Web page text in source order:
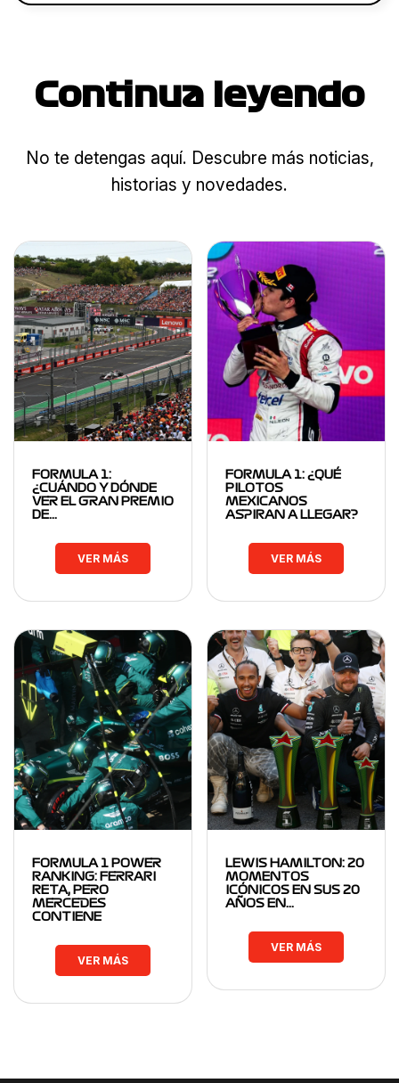
Continua leyendo
No te detengas aquí. Descubre más noticias,
historias y novedades.
FORMULA 1:
¿CUÁNDO Y DÓNDE
VER EL GRAN PREMIO
DE…
VER MÁS
FORMULA 1: ¿QUÉ
PILOTOS
MEXICANOS
ASPIRAN A LLEGAR?
VER MÁS
FORMULA 1 POWER
RANKING: FERRARI
RETA, PERO
MERCEDES
CONTIENE
VER MÁS
LEWIS HAMILTON: 20
MOMENTOS
ICÓNICOS EN SUS 20
AÑOS EN…
VER MÁS